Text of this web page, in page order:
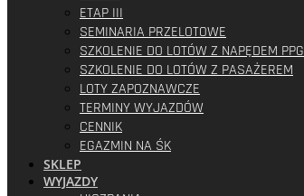
ETAP III
SEMINARIA PRZELOTOWE
SZKOLENIE DO LOTÓW Z NAPĘDEM PPG
SZKOLENIE DO LOTÓW Z PASAŻEREM
LOTY ZAPOZNAWCZE
TERMINY WYJAZDÓW
CENNIK
EGAZMIN NA ŚK
SKLEP
WYJAZDY